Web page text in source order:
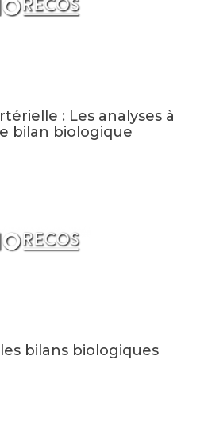
: Les analyses à
bilan biologique
bilans biologiques